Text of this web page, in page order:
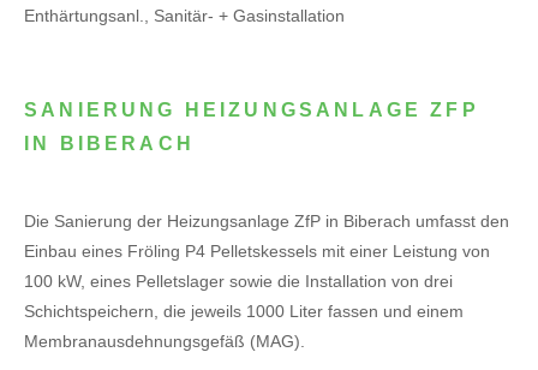
Enthärtungsanl., Sanitär- + Gasinstallation
SANIERUNG HEIZUNGSANLAGE ZFP
IN BIBERACH
Die Sanierung der Heizungsanlage ZfP in Biberach umfasst den
Einbau eines Fröling P4 Pelletskessels mit einer Leistung von
100 kW, eines Pelletslager sowie die Installation von drei
Schichtspeichern, die jeweils 1000 Liter fassen und einem
Membranausdehnungsgefäß (MAG).